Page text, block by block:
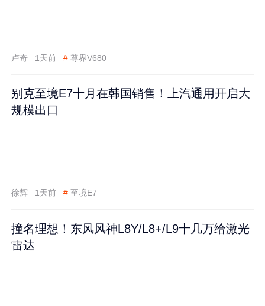
卢奇 1天前 # 尊界V680
别克至境E7十月在韩国销售！上汽通用开启大
规模出口
徐辉 1天前 # 至境E7
撞名理想！东风风神L8Y/L8+/L9十几万给激光
雷达